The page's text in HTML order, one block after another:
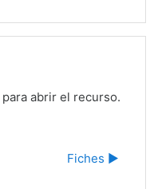
para abrir el recurso.
Fiches ▶︎